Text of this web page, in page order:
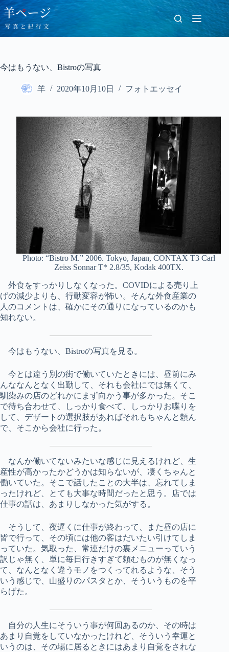
コ
ン
テ
ン
ス
今はもうない、Bistroの写真
羊 2020年10月10日 フォトエッセイ
Photo: “Bistro M.” 2006. Tokyo, Japan, CONTAX T3 Carl
Zeiss Sonnar T* 2.8/35, Kodak 400TX.
外食をすっかりしなくなった。COVIDによる売り上
げの減少よりも、行動変容が怖い。そんな外食産業の
人のコメントは、確かにその通りになっているのかも
知れない。
今はもうない、Bistroの写真を見る。
今とは違う別の街で働いていたときには、昼前にみ
んななんとなく出勤して、それも会社にでは無くて、
馴染みの店のどれかにまず向かう事が多かった。そこ
で待ち合わせて、しっかり食べて、しっかりお喋りを
して、デザートの選択肢があればそれもちゃんと頼ん
で、そこから会社に行った。
なんか働いてないみたいな感じに見えるけれど、生
産性が高かったかどうかは知らないが、凄くちゃんと
働いていた。そこで話したことの大半は、忘れてしま
ったけれど、とても大事な時間だったと思う。店では
仕事の話は、あまりしなかった気がする。
そうして、夜遅くに仕事が終わって、また昼の店に
皆で行って、その頃には他の客はだいたい引けてしま
っていた。気取った、常連だけの裏メニューっていう
訳じゃ無く、単に毎日行きすぎて頼むものが無くなっ
て、なんとなく違うモノをつくってれるような、そう
いう感じで、山盛りのパスタとか、そういうものを平
らげた。
自分の人生にそういう事が何回あるのか、その時は
あまり自覚をしていなかったけれど、そういう幸運と
いうのは、その場に居るときにはあまり自覚をされな